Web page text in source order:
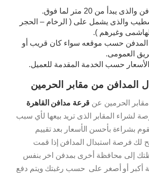
يبدأ من 20 متر لما فوق.
والذى يشمل على ( الرخام – الحجر
وغيرهم ).
حسب موقعه سواء كان قريب أو
العمومى.
حسب الخدمة المقدمة للعميل.
المدافن من مقابر الحرمين
الحرمين عن قرعة مدافن القاهرة
لشراء المقابر الذى تريد بيعها لأي سبب
بشراءة بأحسن الأسعار بعد تقييم
لك فرصة استبدال المدافن إذا قمت
إلى محافظة أخرى بمدفن اخر بنفس
أكبر أو أصغر على حسب رغبتك ويتم دفع